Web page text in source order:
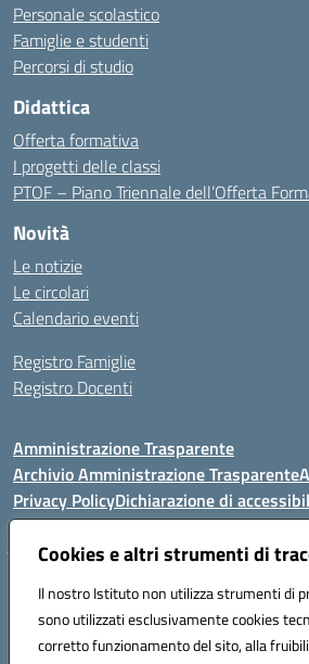
Cookies e altri strumenti di
Il nostro Istituto non utilizza strumenti di
sono utilizzati esclusivamente cookies
corretto funzionamento del sito, alla
Personale scolastico
Famiglie e studenti
Percorsi di studio
Didattica
Offerta formativa
I progetti delle classi
PTOF – Piano Triennale dell’Offerta
Novità
Le notizie
Le circolari
Calendario eventi
Registro Famiglie
Registro Docenti
Amministrazione Trasparente
Archivio Amministrazione Trasparente
Privacy PolicyDichiarazione di
Istituto Comprensivo Statale
Via Cupa Campanariello, 5 - 80059, Torre del
Tel. +39 0818834377 - Fax +39 0818834377